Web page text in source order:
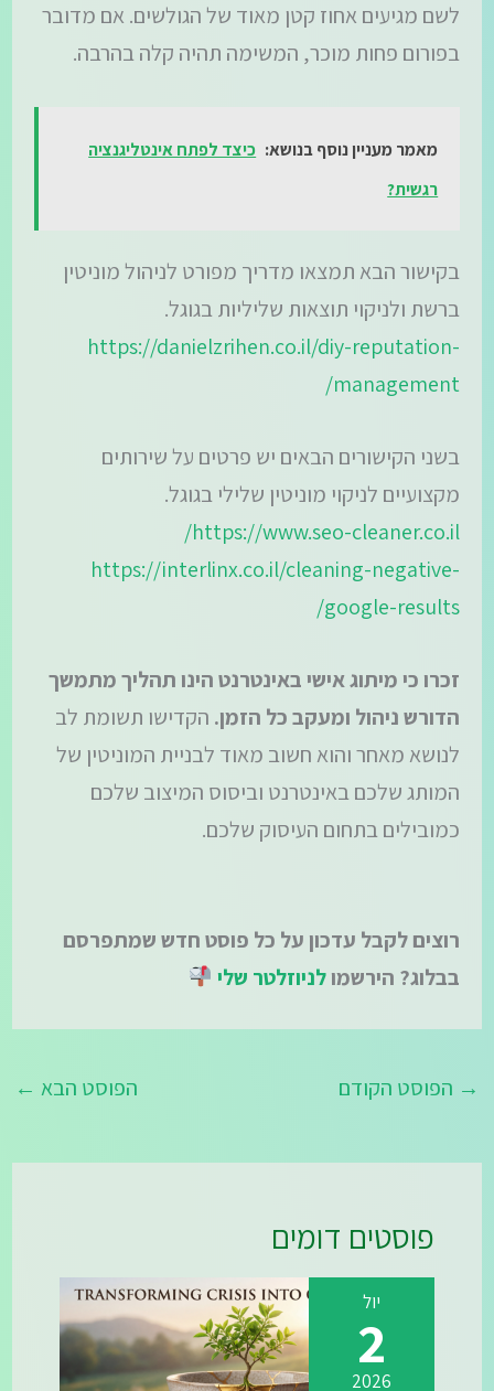
לשם מגיעים אחוז קטן מאוד של הגולשים. אם מדובר
בפורום פחות מוכר, המשימה תהיה קלה בהרבה.
מאמר מעניין נוסף בנושא: כיצד לפתח אינטליגנציה
רגשית?
בקישור הבא תמצאו מדריך מפורט לניהול מוניטין
ברשת ולניקוי תוצאות שליליות בגוגל.
https://danielzrihen.co.il/diy-reputation-
management/
בשני הקישורים הבאים יש פרטים על שירותים
מקצועיים לניקוי מוניטין שלילי בגוגל.
https://www.seo-cleaner.co.il/
https://interlinx.co.il/cleaning-negative-
google-results/
זכרו כי מיתוג אישי באינטרנט הינו תהליך מתמשך
הדורש ניהול ומעקב כל הזמן. הקדישו תשומת לב
לנושא מאחר והוא חשוב מאוד לבניית המוניטין של
המותג שלכם באינטרנט וביסוס המיצוב שלכם
כמובילים בתחום העיסוק שלכם.
רוצים לקבל עדכון על כל פוסט חדש שמתפרסם
בבלוג? הירשמולניוזלטר שלי
→ הפוסט הקודם הפוסט הבא ←
פוסטים דומים
יול
2
2026